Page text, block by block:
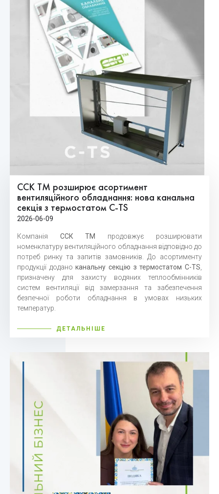
ССК ТМ розширює асортимент
вентиляційного обладнання: нова канальна
секція з термостатом C-TS
2026-06-09
Компанія ССК ТМ
продовжує розширювати
номенклатуру вентиляційного обладнання відповідно до
потреб ринку та запитів замовників. До асортименту
продукції доданоканальну секцію з термостатом C-TS
призначену для захисту водяних теплообмінників
систем вентиляції від замерзання та забезпечення
безпечної роботи обладнання в умовах низьких
температур.
ДЕТАЛЬНІШЕ